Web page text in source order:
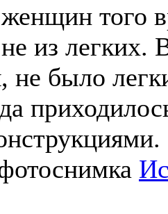
того
из легких.
не было